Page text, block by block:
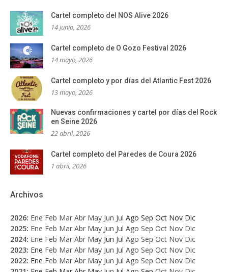
Cartel completo del NOS Alive 2026
14 junio, 2026
Cartel completo de O Gozo Festival 2026
14 mayo, 2026
Cartel completo y por días del Atlantic Fest 2026
13 mayo, 2026
Nuevas confirmaciones y cartel por días del Rock
en Seine 2026
22 abril, 2026
Cartel completo del Paredes de Coura 2026
1 abril, 2026
Archivos
2026: Ene Feb Mar Abr May Jun Jul Ago Sep Oct Nov Dic
2025: Ene Feb Mar Abr May Jun Jul Ago Sep Oct Nov Dic
2024: Ene Feb Mar Abr May Jun Jul Ago Sep Oct Nov Dic
2023: Ene Feb Mar Abr May Jun Jul Ago Sep Oct Nov Dic
2022: Ene Feb Mar Abr May Jun Jul Ago Sep Oct Nov Dic